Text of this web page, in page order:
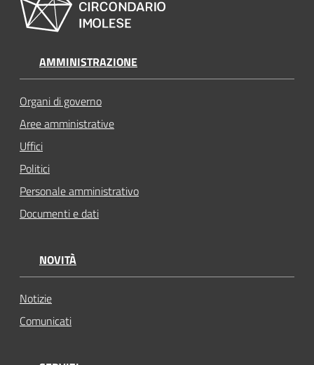
AMMINISTRAZIONE
Organi di governo
Aree amministrative
Uffici
Politici
Personale amministrativo
Documenti e dati
NOVITÀ
Notizie
Comunicati